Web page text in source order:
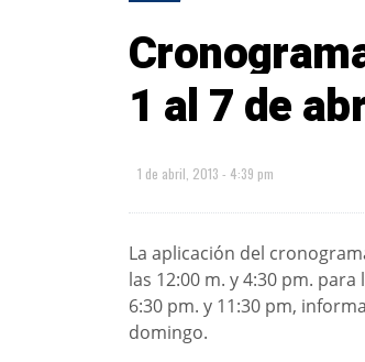
1 al 7 de
1 de abril, 2013 - 4:39 pm
La aplicación del
las 12:00 m. y 4:30 pm.
6:30 pm. y 11:30 pm,
domingo.